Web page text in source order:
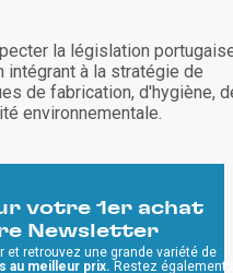
la législation
intégrant à la stratégie de
de fabrication, d'hygiène,
environnementale.
votre 1er achat
Newsletter
et retrouvez une grande variété de
au meilleur prix. Restez également